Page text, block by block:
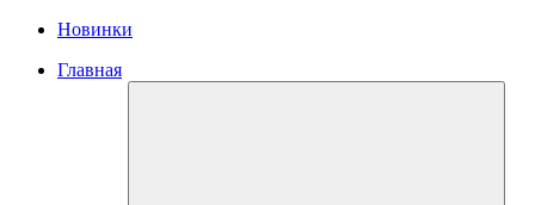
Новинки
Главная